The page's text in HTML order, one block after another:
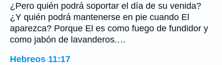
¿Pero quién podrá soportar el día de su venida?
¿Y quién podrá mantenerse en pie cuando El
aparezca? Porque El es como fuego de fundidor y
como jabón de lavanderos.…
Hebreos 11:17